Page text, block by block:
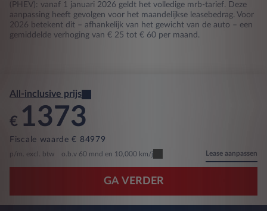
(PHEV): vanaf 1 januari 2026 geldt het volledige mrb-tarief. Deze
aanpassing heeft gevolgen voor het maandelijkse leasebedrag. Voor
2026 betekent dit – afhankelijk van het gewicht van de auto – een
gemiddelde verhoging van € 25 tot € 60 per maand.
All-inclusive prijs
€ 1373
Fiscale waarde € 84979
p/m. excl. btw o.b.v 60 mnd en 10,000 km/j Lease aanpassen
GA VERDER